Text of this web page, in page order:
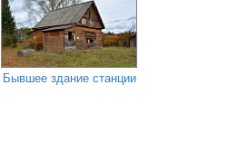
Бывшее здание станции